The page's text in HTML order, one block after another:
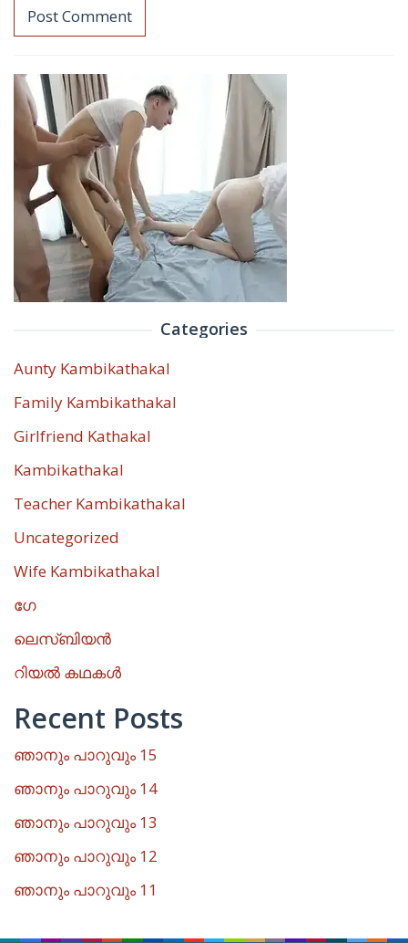
Categories
Aunty Kambikathakal
Family Kambikathakal
Girlfriend Kathakal
Kambikathakal
Teacher Kambikathakal
Uncategorized
Wife Kambikathakal
ഗേ
ലെസ്ബിയൻ
റിയൽ കഥകൾ
Recent Posts
ഞാനും പാറുവും 15
ഞാനും പാറുവും 14
ഞാനും പാറുവും 13
ഞാനും പാറുവും 12
ഞാനും പാറുവും 11